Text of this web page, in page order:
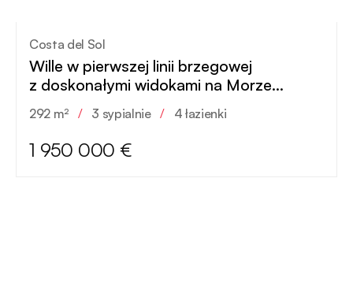
Costa del Sol
Wille w pierwszej linii brzegowej
z doskonałymi widokami na Morze
Śródziemne
292 m² / 3 sypialnie / 4 łazienki
1 950 000 €